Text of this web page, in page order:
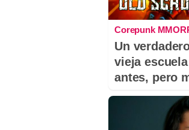
Corepunk
Un
vieja
antes, pero